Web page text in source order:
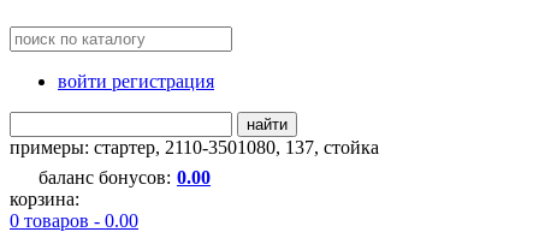
войти регистрация
найти
примеры: стартер, 2110-3501080, 137, стойка
баланс бонусов: 0.00
корзина:
0 товаров - 0.00